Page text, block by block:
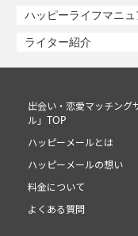
ハッピーライフマニュ
ライター紹介
出会い・恋愛マッチング
ル」TOP
ハッピーメールとは
ハッピーメールの想い
料金について
よくある質問